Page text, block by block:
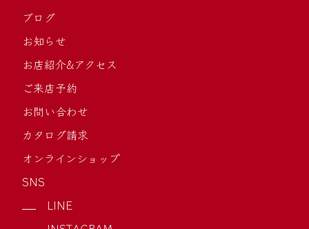
ブログ
お知らせ
お店紹介&アクセス
ご来店予約
お問い合わせ
カタログ請求
オンラインショップ
SNS
LINE